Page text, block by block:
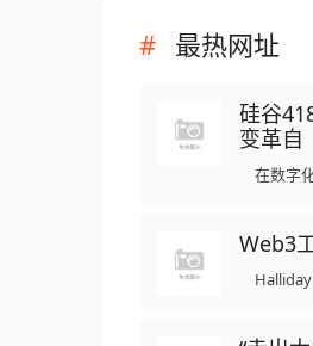
最热网址
硅谷
变革自
在数字
Web3
Halliday